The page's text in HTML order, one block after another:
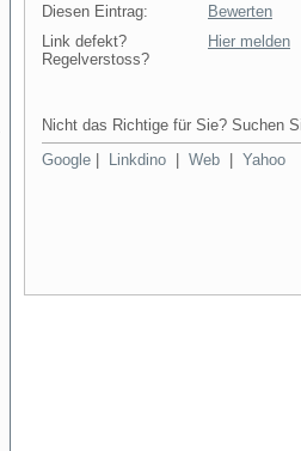
Diesen Eintrag:
Bewerten
Link defekt?
Regelverstoss?
Hier melden
Nicht das Richtige für Sie? Suchen
Google
Linkdino Web Yahoo